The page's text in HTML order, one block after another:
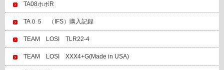
TA08ホボR
TA０５ （IFS）購入記録
TEAM LOSI TLR22-4
TEAM LOSI XXX4+G(Made in USA)